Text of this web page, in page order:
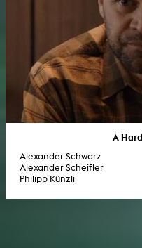
A
Alexander Schwarz
Alexander Scheifler
Philipp Künzli